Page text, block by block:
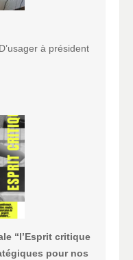
à président
“l’Esprit critique
pour nos